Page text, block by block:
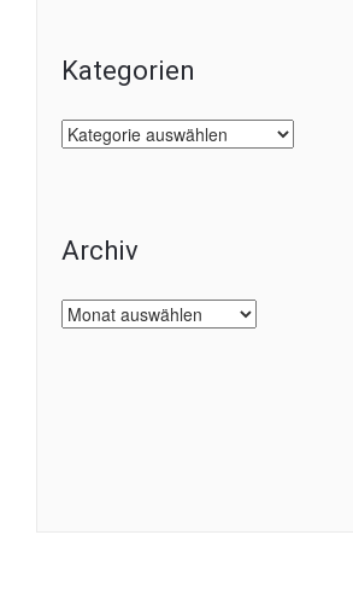
Kategorien
Kategorien
Archiv
Archiv